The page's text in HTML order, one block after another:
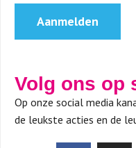
Aanmelden
Volg ons op
Op onze social media
de leukste acties en de